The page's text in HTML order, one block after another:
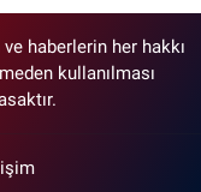
haberlerin her hakkı
kullanılması